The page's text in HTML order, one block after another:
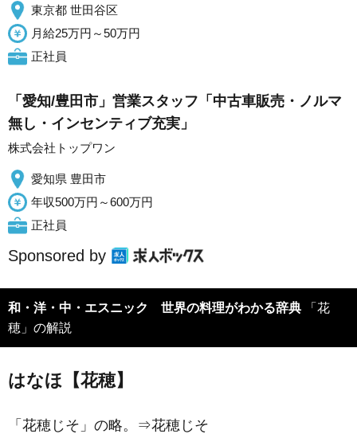
東京都 世田谷区
月給25万円～50万円
正社員
「愛知/豊田市」営業スタッフ「中古車販売・ノルマ
無し・インセンティブ充実」
株式会社トップワン
愛知県 豊田市
年収500万円～600万円
正社員
Sponsored by
和・洋・中・エスニック 世界の料理がわかる辞典 「花
穂」の解説
はなほ【花穂】
「花穂じそ」の略。⇒花穂じそ